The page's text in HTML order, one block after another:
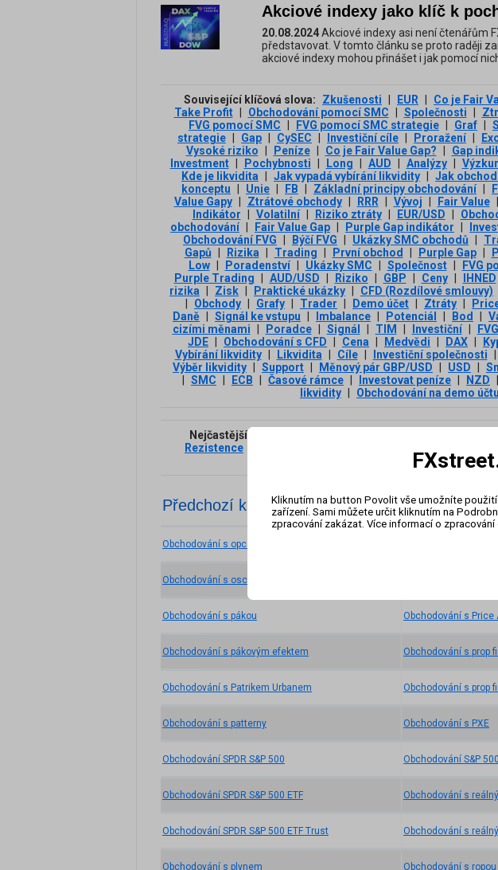
Akciové indexy jako klíč k
20.08.2024Akciové indexy asi není čtenářům
představovat. V tomto článku se proto raději
akciové indexy mohou přinášet i jak pomocí
Související klíčová slova: Zkušenosti EUR Co je Fair
Take Profit
Obchodování pomocí SMC Společnosti
FVG pomocí SMC
FVG pomocí SMC strategie Graf
strategie
Gap CySEC Investiční cíle Proražení
Vysoké riziko
Peníze Co je Fair Value Gap? Gap
Investment
Pochybnosti Long AUD Analýzy
Kde je likvidita
Jak vypadá vybírání likvidity
Jak
konceptu
Unie FB Základní principy obchodování
Value Gapy
Ztrátové obchody RRR Vývoj Fair Value
Indikátor
Volatilní Riziko ztráty EUR/USD
obchodování
Fair Value Gap Purple Gap indikátor
Obchodování FVG
Býčí FVG Ukázky SMC obchodů
Gapů
Rizika Trading První obchod Purple Gap
Low
Poradenství Ukázky SMC Společnost FVG
Purple Trading
AUD/USD Riziko GBP Ceny IHNED
rizika
Zisk Praktické ukázky CFD (Rozdílové smlouvy)
Obchody Grafy Trader Demo účet Ztráty
Daně
Signál ke vstupu Imbalance Potenciál Bod
cizími měnami
Poradce Signál TIM Investiční FVG
JDE
Obchodování s CFD Cena Medvědi DAX
Vybírání likvidity
Likvidita Cíle Investiční společnosti
Výběr likvidity
Support Měnový pár GBP/USD USD
SMC ECB Časové rámce Investovat peníze NZD
likvidity
Obchodování na demo účtu
Nejčastější klíčová slova:
Rezistence
Cena | ČTK |
Předchozí klíčová slova
Obchodování s opcemi
Obchodování s oscilátorem
Obchodování s pákou
Obchodování s pákovým efektem
Obchodování s Patrikem Urbanem
Obchodování s patterny
Obchodování SPDR S&P 500
Obchodování SPDR S&P 500 ETF
Obchodování SPDR S&P 500 ETF Trust
Obchodování s plynem
Následující
Obchodování s Price
Obchodování s prop
Obchodování s prop
Obchodování s PXE
Obchodování S&P 500
Obchodování s
Obchodování s
Obchodování s ropou
Kliknutím na button Povolit vše umožníte
zařízení. Sami můžete určit kliknutím na
zpracování zakázat. Více informací o